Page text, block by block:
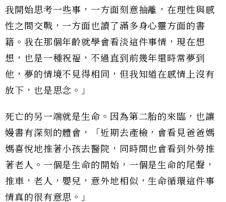
我開始思考一些事，一方面刻意抽離，在理性與感
性之間交戰，一方面也讀了滿多身心靈方面的書
籍。我在那個年齡就學會看淡這件事情，現在想
想，也是一種祝福，不過直到前幾年還時常夢到
他，夢的情境不見得相同，但我知道在感情上沒有
放下，也是思念。」
死亡的另一端就是生命。因為第二胎的來臨，也讓
嫚書有深刻的體會，「近期去產檢，會看見爸爸媽
媽喜悅地推著小孩去醫院，同時間也會看到外勞推
著老人。一個是生命的開始，一個是生命的尾聲，
推車，老人，嬰兒，意外地相似，生命循環這件事
情真的很有意思。」